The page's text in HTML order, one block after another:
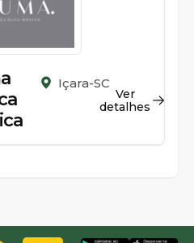
Içara-SC
Ver
detalhes